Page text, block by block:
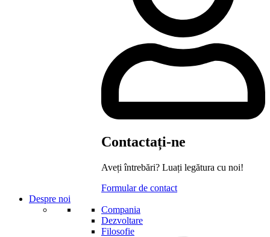
Contactați-ne
Aveți întrebări? Luați legătura cu noi!
Formular de contact
Despre noi
Compania
Dezvoltare
Filosofie